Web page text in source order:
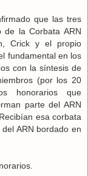
que las tres
de la Corbata ARN
Crick y el propio
fundamental en los
con la síntesis de
(por los 20
honorarios que
parte del ARN
esa corbata
ARN bordado en